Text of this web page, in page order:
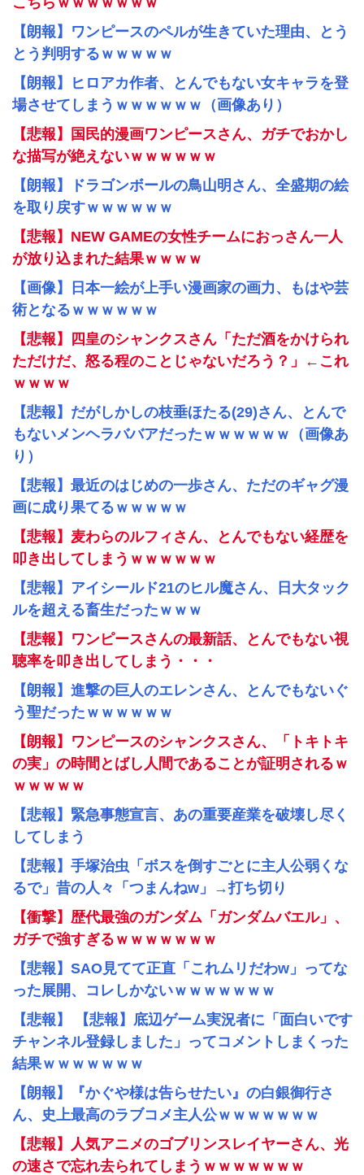
【朗報】ワンピースのペルが生きていた理由、とう
とう判明するｗｗｗｗｗ
【朗報】ヒロアカ作者、とんでもない女キャラを登
場させてしまうｗｗｗｗｗｗ（画像あり）
【悲報】国民的漫画ワンピースさん、ガチでおかし
な描写が絶えないｗｗｗｗｗｗ
【朗報】ドラゴンボールの鳥山明さん、全盛期の絵
を取り戻すｗｗｗｗｗｗ
【悲報】NEW GAMEの女性チームにおっさん一人
が放り込まれた結果ｗｗｗｗ
【画像】日本一絵が上手い漫画家の画力、もはや芸
術となるｗｗｗｗｗｗ
【悲報】四皇のシャンクスさん「ただ酒をかけられ
ただけだ、怒る程のことじゃないだろう？」←これ
ｗｗｗｗ
【悲報】だがしかしの枝垂ほたる(29)さん、とんで
もないメンヘラババアだったｗｗｗｗｗｗ（画像あ
り）
【悲報】最近のはじめの一歩さん、ただのギャグ漫
画に成り果てるｗｗｗｗｗ
【悲報】麦わらのルフィさん、とんでもない経歴を
叩き出してしまうｗｗｗｗｗｗ
【悲報】アイシールド21のヒル魔さん、日大タック
ルを超える畜生だったｗｗｗ
【悲報】ワンピースさんの最新話、とんでもない視
聴率を叩き出してしまう・・・
【朗報】進撃の巨人のエレンさん、とんでもないぐ
う聖だったｗｗｗｗｗｗ
【朗報】ワンピースのシャンクスさん、「トキトキ
の実」の時間とばし人間であることが証明されるｗ
ｗｗｗｗｗ
【悲報】緊急事態宣言、あの重要産業を破壊し尽く
してしまう
【悲報】手塚治虫「ボスを倒すごとに主人公弱くな
るで」昔の人々「つまんねw」→打ち切り
【衝撃】歴代最強のガンダム「ガンダムバエル」、
ガチで強すぎるｗｗｗｗｗｗｗ
【悲報】SAO見てて正直「これムリだわw」ってな
った展開、コレしかないｗｗｗｗｗｗｗ
【悲報】 【悲報】底辺ゲーム実況者に「面白いです
チャンネル登録しました」ってコメントしまくった
結果ｗｗｗｗｗｗｗ
【朗報】『かぐや様は告らせたい』の白銀御行さ
ん、史上最高のラブコメ主人公ｗｗｗｗｗｗｗ
【悲報】人気アニメのゴブリンスレイヤーさん、光
の速さで忘れ去られてしまうｗｗｗｗｗｗｗ